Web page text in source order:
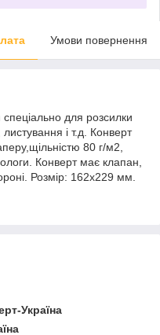
Умови повернення
для розсилки
і т.д. Конверт
80 г/м2,
Конверт має клапан,
Розмір: 162х229 мм.
Україна